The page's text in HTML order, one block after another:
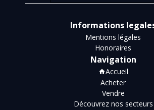
Informations
Mentions légales
Honoraires
Navigation
Accueil
Acheter
Vendre
Découvrez nos secteurs